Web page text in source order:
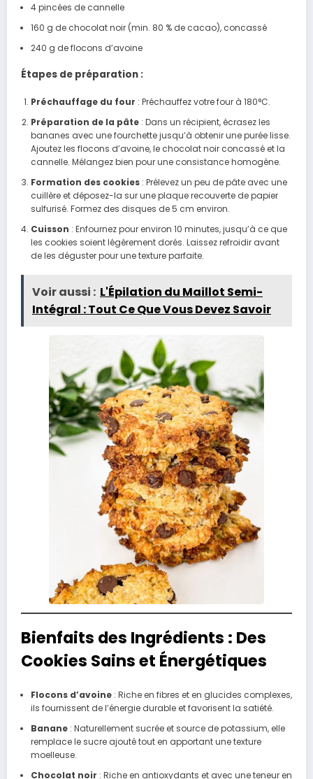
4 pincées de cannelle
160 g de chocolat noir (min. 80 % de cacao), concassé
240 g de flocons d’avoine
Étapes de préparation :
Préchauffage du four : Préchauffez votre four à 180°C.
Préparation de la pâte: Dans un récipient, écrasez les
bananes avec une fourchette jusqu’à obtenir une purée lisse.
Ajoutez les flocons d’avoine, le chocolat noir concassé et la
cannelle. Mélangez bien pour une consistance homogène.
Formation des cookies: Prélevez un peu de pâte avec une
cuillère et déposez-la sur une plaque recouverte de papier
sulfurisé. Formez des disques de 5 cm environ.
Cuisson : Enfournez pour environ 10 minutes, jusqu’à ce que
les cookies soient légèrement dorés. Laissez refroidir avant
de les déguster pour une texture parfaite.
Voir aussi : L'Épilation du Maillot Semi-
Intégral : Tout Ce Que Vous Devez Savoir
Bienfaits des Ingrédients : Des
Cookies Sains et Énergétiques
Flocons d’avoine: Riche en fibres et en glucides complexes,
ils fournissent de l’énergie durable et favorisent la satiété.
Banane: Naturellement sucrée et source de potassium, elle
remplace le sucre ajouté tout en apportant une texture
moelleuse.
Chocolat noir : Riche en antioxydants et avec une teneur en